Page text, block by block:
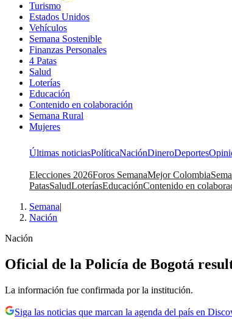
Turismo
Estados Unidos
Vehículos
Semana Sostenible
Finanzas Personales
4 Patas
Salud
Loterías
Educación
Contenido en colaboración
Semana Rural
Mujeres
Últimas noticiasPolíticaNaciónDineroDeportes
Elecciones 2026Foros SemanaMejor Colombia
PatasSaludLoteríasEducaciónContenido en
Semana|
Nación
Nación
Oficial de la Policía de Bogotá
La información fue confirmada por la institución.
Siga las noticias que marcan la agenda del país en